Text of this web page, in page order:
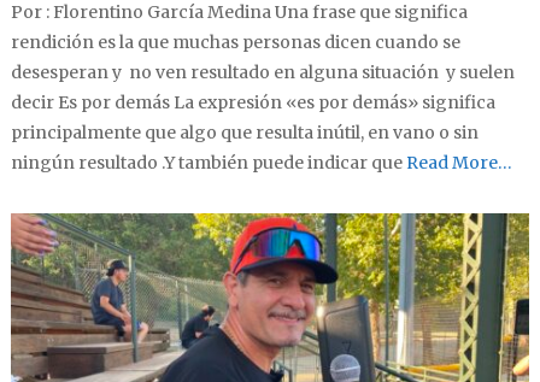
Por : Florentino García Medina Una frase que significa
rendición es la que muchas personas dicen cuando se
desesperan y no ven resultado en alguna situación y suelen
decir Es por demás La expresión «es por demás» significa
principalmente que algo que resulta inútil, en vano o sin
ningún resultado .Y también puede indicar queRead More…